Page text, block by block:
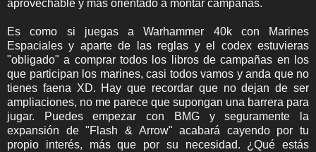
aprovechable y más orientado a montar campañas.
Es como si juegas a Warhammer 40k con Marines
Espaciales y aparte de las reglas y el codex estuvieras
"obligado" a comprar todos los libros de campañas en los
que participan los marines, casi todos vamos y anda que no
tienes faena XD. Hay que recordar que no dejan de ser
ampliaciones, no me parece que supongan una barrera para
jugar. Puedes empezar con BMG y seguramente la
expansión de "Flash & Arrow" acabará cayendo por tu
propio interés, más que por su necesidad. ¿Qué estás